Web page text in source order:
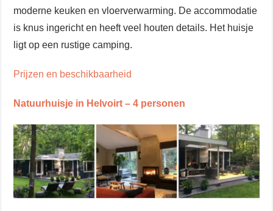
moderne keuken en vloerverwarming. De accommodatie
is knus ingericht en heeft veel houten details. Het huisje
ligt op een rustige camping.
Prijzen en beschikbaarheid
Natuurhuisje in Helvoirt – 4 personen